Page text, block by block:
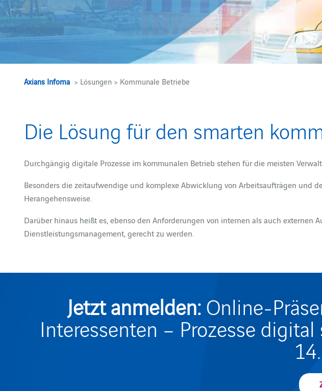
Axians Infoma > Lösungen > Kommunale Betriebe
Die Lösung für den smarten
Durchgängig digitale Prozesse im kommunalen Betrieb stehen für die meisten
Besonders die zeitaufwendige und komplexe Abwicklung von Arbeitsaufträgen und
Herangehensweise.
Darüber hinaus heißt es, ebenso den Anforderungen von internen als auch externen
Dienstleistungsmanagement, gerecht zu werden.
Jetzt anmelden:Online-
Interessenten – Prozesse